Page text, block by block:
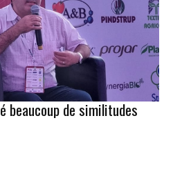
beaucoup de similitudes